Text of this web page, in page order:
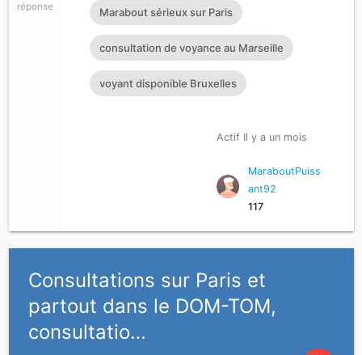
réponse Marabout sérieux sur Paris
consultation de voyance au Marseille
voyant disponible Bruxelles
Actif Il y a un mois
MaraboutPuiss
ant92
117
Consultations sur Paris et
partout dans le DOM-TOM,
consultatio…